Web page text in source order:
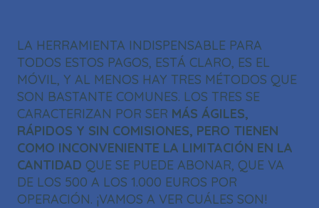
LA HERRAMIENTA INDISPENSABLE PARA
TODOS ESTOS PAGOS, ESTÁ CLARO, ES EL
MÓVIL, Y AL MENOS HAY TRES MÉTODOS QUE
SON BASTANTE COMUNES. LOS TRES SE
CARACTERIZAN POR SER MÁS ÁGILES,
RÁPIDOS Y SIN COMISIONES, PERO TIENEN
COMO INCONVENIENTE LA LIMITACIÓN EN LA
CANTIDAD QUE SE PUEDE ABONAR, QUE VA
DE LOS 500 A LOS 1.000 EUROS POR
OPERACIÓN. ¡VAMOS A VER CUÁLES SON!